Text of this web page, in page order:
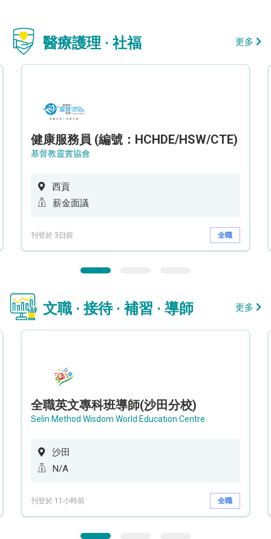
醫療護理 · 社福 更多
健康服務員 (編號：HCHDE/HSW/CTE)
基督教靈實協會
西貢
薪金面議
刊登於 3日前 全職
文職 · 接待 · 補習 · 導師 更多
全職英文專科班導師(沙田分校)
Selin Method Wisdom World Education Centre
沙田
N/A
刊登於 11小時前 全職